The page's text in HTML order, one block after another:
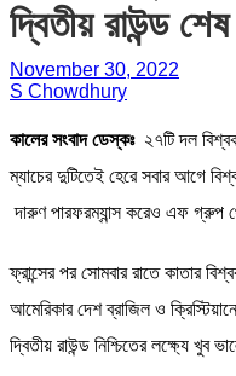
দ্বিতীয় রাউন্ড শেষ
November 30, 2022
S Chowdhury
কালের সংবাদ ডেস্কঃ ২৭টি দল
ম্যাচের দুটিতেই হেরে সবার আগে
দারুণ পারফরম্যান্স করেও এফ গ্রুপ
ফ্রান্সের পর সোমবার রাতে কাতার
আমেরিকার দেশ ব্রাজিল ও
দ্বিতীয় রাউন্ড নিশ্চিতের লক্ষ্যে খুব